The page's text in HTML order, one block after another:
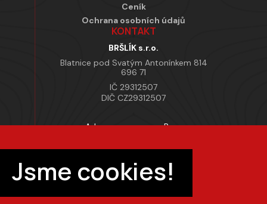
Jsme cookies!
Ceník
Ochrana osobních údajů
KONTAKT
BRŠLÍK s.r.o.
Blatnice pod Svatým Antonínkem 814
696 71
IČ 29312507
DIČ CZ29312507
Adresa provozovny Brno
Pracovní doba
Po–Pá 7:00 – 15:30